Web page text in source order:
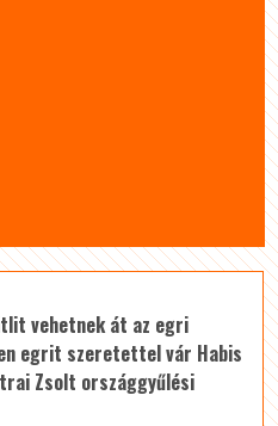
vehetnek át az egri
egrit szeretettel vár Habis
Zsolt országgyűlési